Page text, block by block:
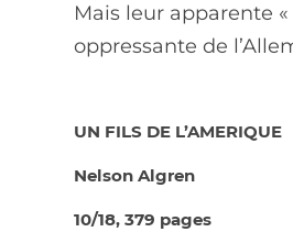
Mais leur apparente
oppressante de
UN FILS DE L’AMERIQUE
Nelson Algren
10/18, 379 pages